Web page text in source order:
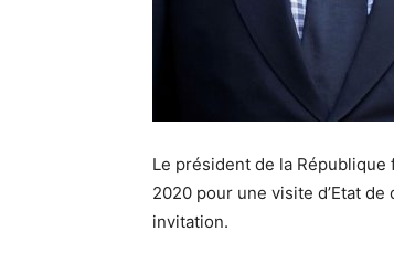
Le président de la République
2020 pour une visite d’Etat
invitation.